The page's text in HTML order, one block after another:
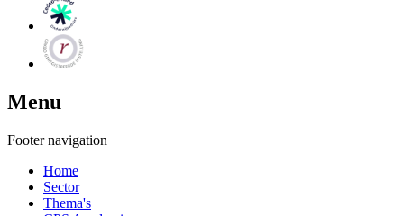
Menu
Footer navigation
Home
Sector
Thema's